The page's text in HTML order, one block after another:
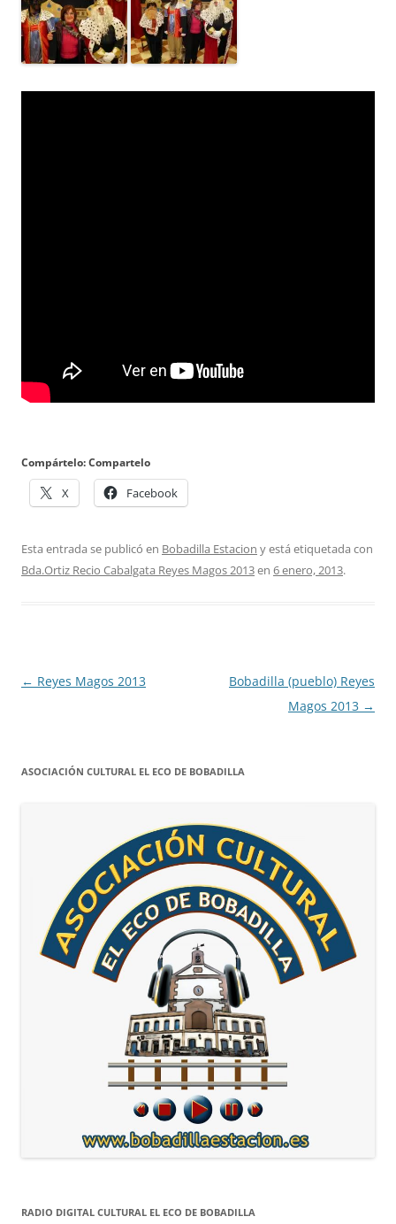
Compártelo: Compartelo
X Facebook
Esta entrada se publicó en Bobadilla Estacion y está etiquetada con
Bda.Ortiz Recio Cabalgata Reyes Magos 2013en 6 enero, 2013.
Navegación
← Reyes Magos 2013
Bobadilla (pueblo) Reyes
Magos 2013 →
ASOCIACIÓN CULTURAL EL ECO DE BOBADILLA
RADIO DIGITAL CULTURAL EL ECO DE BOBADILLA